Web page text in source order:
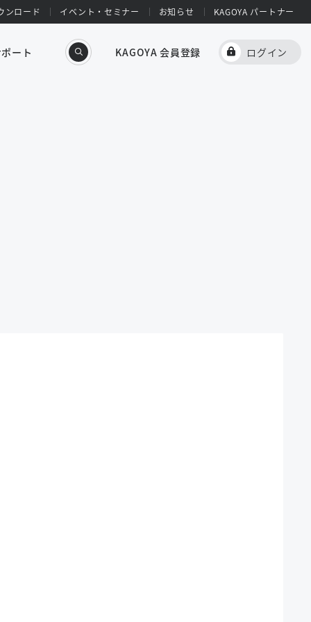
ンロード イベント・セミナー お知らせ KAGOYA パートナー
ート KAGOYA 会員登録 ログイン